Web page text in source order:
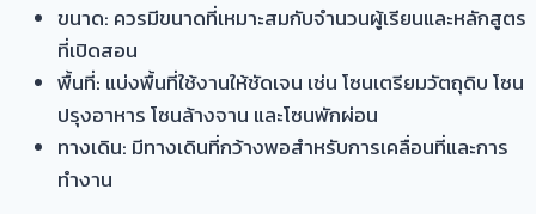
ขนาด: ควรมีขนาดที่เหมาะสมกับจำนวนผู้เรียนและหลักสูตร
ที่เปิดสอน
พื้นที่: แบ่งพื้นที่ใช้งานให้ชัดเจน เช่น โซนเตรียมวัตถุดิบ โซน
ปรุงอาหาร โซนล้างจาน และโซนพักผ่อน
ทางเดิน: มีทางเดินที่กว้างพอสำหรับการเคลื่อนที่และการ
ทำงาน